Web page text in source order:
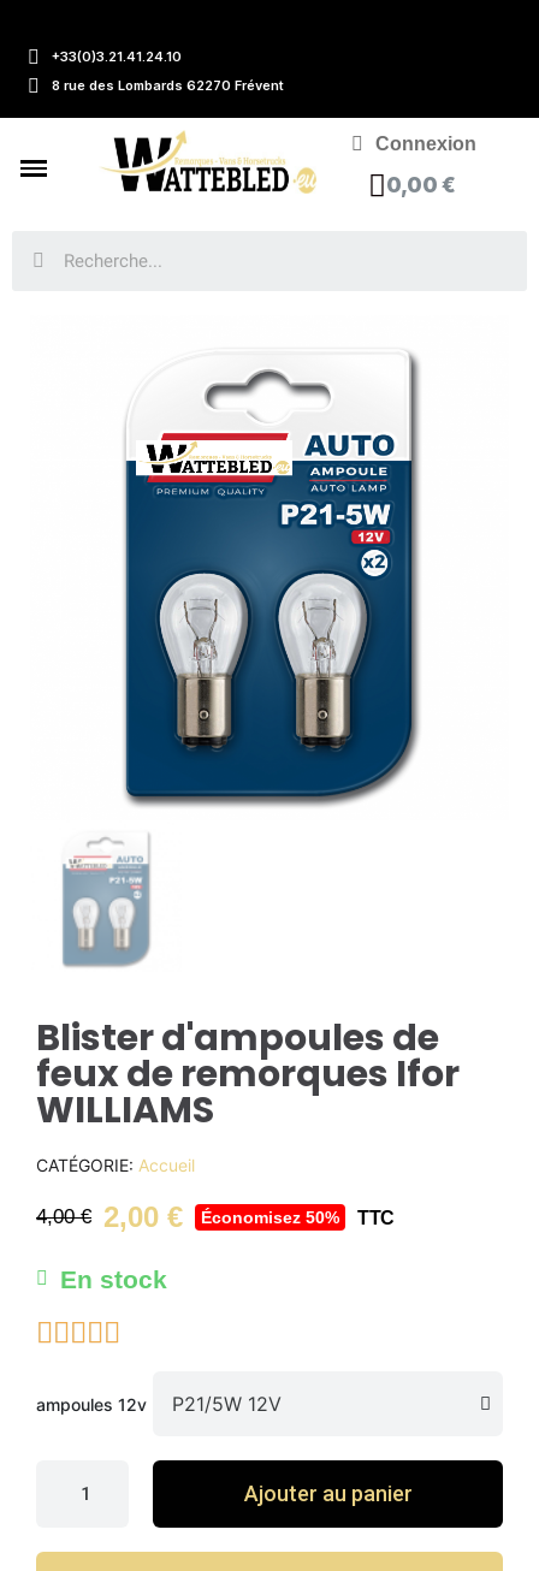
+33(0)3.21.41.24.10
8 rue des Lombards 62270 Frévent
Connexion
0,00 €
Blister d'ampoules de
feux de remorques Ifor
WILLIAMS
CATÉGORIE Accueil
4,00 € 2,00 € Économisez 50% TTC
En stock

ampoules 12v
Ajouter au panier